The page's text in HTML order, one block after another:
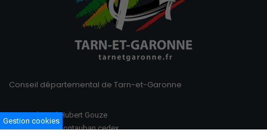
Conseil départemental de Tarn-et-Garonne
100 Boulevard Hubert Gouze
BP 783 82013 Montauban cedex
Gestion cookies